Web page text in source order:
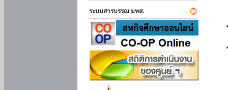
ระบบสารบรรณ มทส.